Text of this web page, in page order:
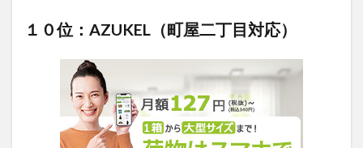
１０位：AZUKEL（町屋二丁目対応）